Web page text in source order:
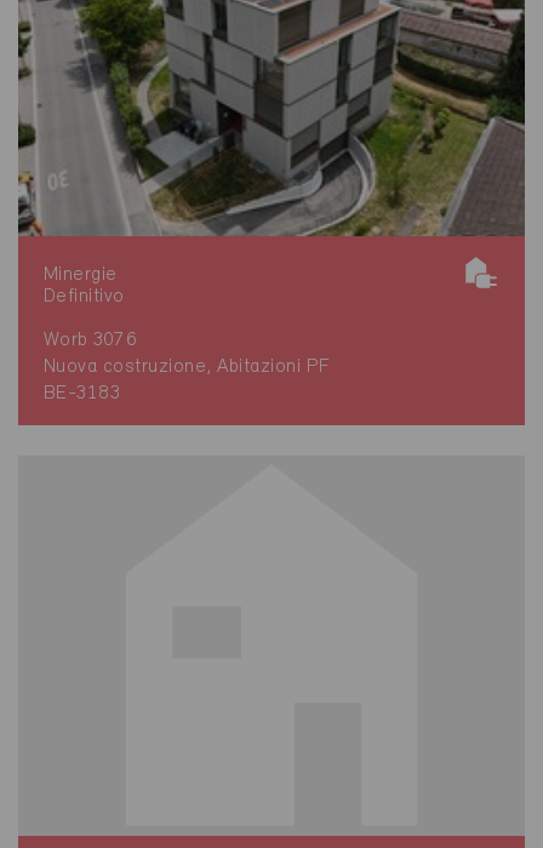
Minergie
Definitivo
Worb 3076
Nuova costruzione, Abitazioni PF
BE-3183